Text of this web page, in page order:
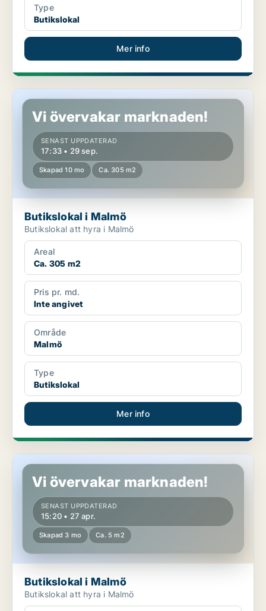
Type
Butikslokal
Mer info
Butikslokal i Malmö
Vi övervakar marknaden!
SENAST UPPDATERAD
17:33 • 29 sep.
Skapad 10 mo Ca. 305 m2
Butikslokal i Malmö
Butikslokal att hyra i Malmö
Areal
Ca. 305 m2
Pris pr. md.
Inte angivet
Område
Malmö
Type
Butikslokal
Mer info
Butikslokal i Malmö
Vi övervakar marknaden!
SENAST UPPDATERAD
15:20 • 27 apr.
Skapad 3 mo Ca. 5 m2
Butikslokal i Malmö
Butikslokal att hyra i Malmö